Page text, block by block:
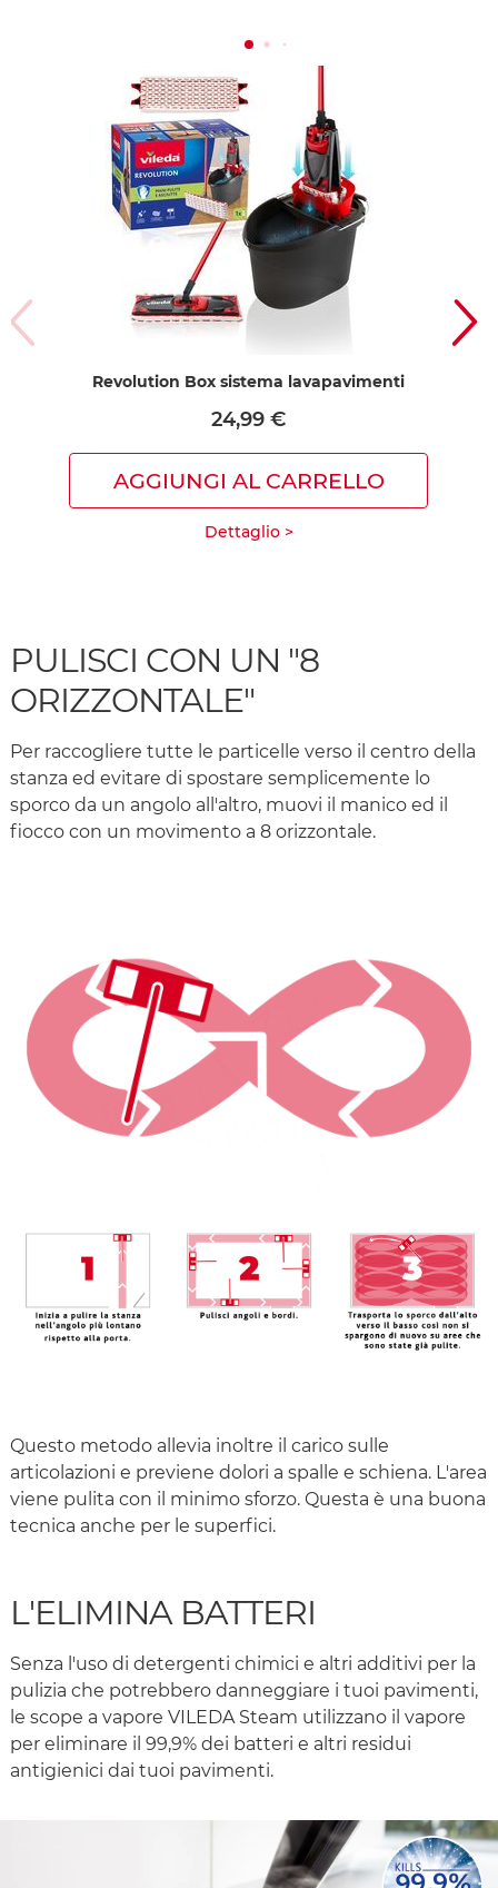
Revolution Box sistema lavapavimenti
24,99 €
AGGIUNGI AL CARRELLO
Dettaglio >
PULISCI CON UN "8
ORIZZONTALE"
Per raccogliere tutte le particelle verso il centro della
stanza ed evitare di spostare semplicemente lo
sporco da un angolo all'altro, muovi il manico ed il
fiocco con un movimento a 8 orizzontale.
Questo metodo allevia inoltre il carico sulle
articolazioni e previene dolori a spalle e schiena. L'area
viene pulita con il minimo sforzo. Questa è una buona
tecnica anche per le superfici.
L'ELIMINA BATTERI
Senza l'uso di detergenti chimici e altri additivi per la
pulizia che potrebbero danneggiare i tuoi pavimenti,
le scope a vapore VILEDA Steam utilizzano il vapore
per eliminare il 99,9% dei batteri e altri residui
antigienici dai tuoi pavimenti.